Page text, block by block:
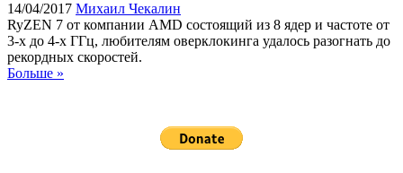
14/04/2017 Михаил Чекалин
RyZEN 7 от компании AMD состоящий из 8 ядер и частоте от
3-х до 4-х ГГц, любителям оверклокинга удалось разогнать до
рекордных скоростей.
Больше »